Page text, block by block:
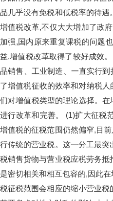
品几乎没有免税和低税率的待遇
增值税改革,不仅大大增加了政
加强,国内原来重复课税的问题
益,增值税改革取得了较好成效
品销售、工业制造、一直
了增值税征收的效率和对纳税人
们对增值税类型的理论选择
进行改革和完善。 (1)扩大
增值税的征税范围仍然偏窄,目前
行传统的营业税。这一分
税销售货物与营业税应税劳务抵
是密切相关和相互包容的,因此
税征税范围会相应的缩小营业